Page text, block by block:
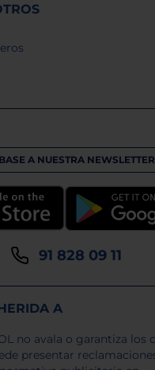
A NUESTRA NEWSLETTER
91 828 09 11
A